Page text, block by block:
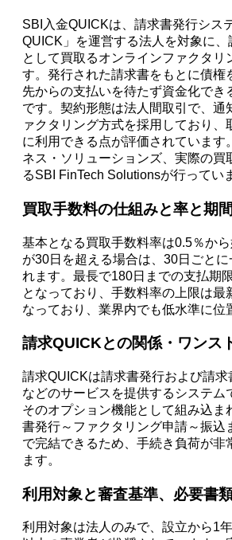
SBI入金QUICKは、請求書発行シス
QUICK」を運営する法人を対象に
として買取るオンラインファクタリ
す。発行された請求書をもとに債権
先からの支払いを待たず資金化でき
です。契約形態は法人間取引で、通
ァクタリング方式を採用しており、
に利用できる点が評価されています
ネス・ソリューションズ、実際の買
るSBI FinTech Solutionsが行ってい
買取手数料の仕組みと率と期
基本となる買取手数料率は0.5％か
が30日を超える場合は、30日ごとに
れます。最長で180日までの支払期
となっており、手数料率の上限は最
なっており、業界内でも低水準に位
請求QUICKとの関係・ワンス
請求QUICKは請求書発行および請求
などのサービスを提供するシステム
そのオプション機能として組み込ま
書発行～ファクタリング申請～振込
で完結できるため、手続き負荷が非
ます。
利用対象と審査基準、必要書
利用対象は法人のみで、設立から1